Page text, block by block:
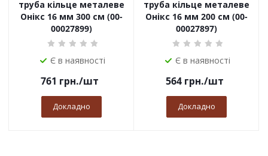
труба кільце металеве
Онікс 16 мм 300 см (00-
00027899)
Є в наявності
761 грн./шт
Докладно
труба кільце металеве
Онікс 16 мм 200 см (00-
00027897)
Є в наявності
564грн./шт
Докладно